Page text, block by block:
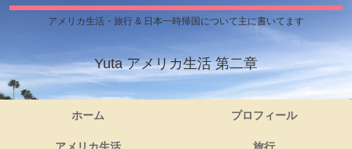
アメリカ生活・旅行 & 日本一時帰国について主に書いてます
Yuta アメリカ生活 第二章
ホーム プロフィール